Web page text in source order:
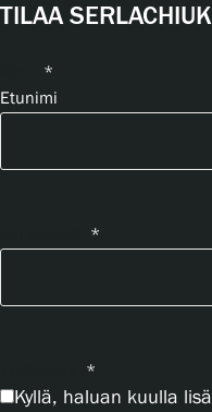
TILAA
*
Etunimi
*
*
Kyllä, haluan kuulla